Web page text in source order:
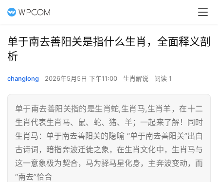
单于南去善阳关是指什么生肖，全面释义剖
析
changlong 2026年5月5日 下午11:00 生肖解说 阅读 1
单于南去善阳关指的是生肖蛇,生肖马,生肖羊，在十二
生肖代表生肖马、鼠、蛇、猪、羊；一起来了解！同时
生肖马：单于南去善阳关的隐喻 “单于南去善阳关”出自
古诗词，暗指奔波迁徙之象，在生肖文化中，生肖马与
这一意象极为契合，马为驿马星化身，主奔波变动，而
“南去”恰合